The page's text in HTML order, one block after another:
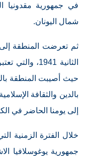
في جمهورية مقدونيا
شمال اليونان.
الثانية 1941،
حيث أصيبت المنطقة
بالدين والثقافة
إلى يومنا الحاضر في
خلال الفترة الزمنية
جمهورية يوغوسلافيا